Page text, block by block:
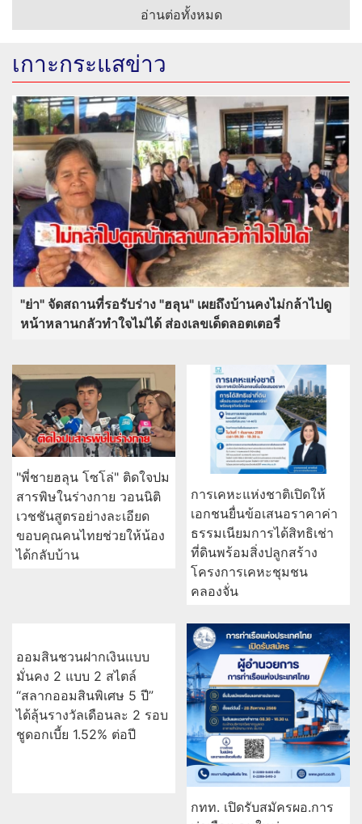
อ่านต่อทั้งหมด
เกาะกระแสข่าว
"ย่า" จัดสถานที่รอรับร่าง "ฮลุน" เผยถึงบ้านคงไม่กล้าไปดู
หน้าหลานกลัวทำใจไม่ได้ ส่องเลขเด็ดลอตเตอรี่
"พี่ชายฮลุน โซโล่" ติดใจปม
สารพิษในร่างกาย วอนนิติ
เวชชันสูตรอย่างละเอียด
ขอบคุณคนไทยช่วยให้น้อง
ได้กลับบ้าน
การเคหะแห่งชาติเปิดให้
เอกชนยื่นข้อเสนอราคาค่า
ธรรมเนียมการได้สิทธิเช่า
ที่ดินพร้อมสิ่งปลูกสร้าง
โครงการเคหะชุมชน
คลองจั่น
กทท. เปิดรับสมัครผอ.การ